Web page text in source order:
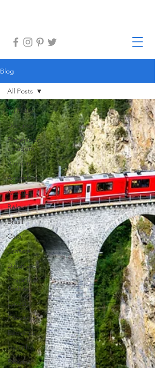
Blog
All Posts
Destinos
Planejando
a viagem
Alemanha
Argentina
Austria
Bélgica
Brasil
Catar
Croácia
Dinamarca
Emirados
Árabes
Escócia
Eslováquia
Eslovênia
Espanha
Estados
All Posts